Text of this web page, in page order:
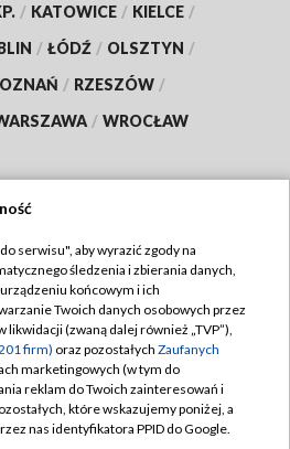
/ KATOWICE / KIELCE /
/ ŁÓDŹ / OLSZTYN /
/ RZESZÓW /
/ WROCŁAW
TVP
TVP
prywatności
Moje zgody
Pomoc
serwisu", aby wyrazić zgody na
śledzenia i zbierania danych,
końcowym i ich
Twoich danych osobowych przez
likwidacji (zwaną dalej również „TVP”),
firm) oraz pozostałych Zaufanych
marketingowych (w tym do
reklam do Twoich zainteresowań i
które wskazujemy poniżej, a
nas identyfikatora PPID do Google.